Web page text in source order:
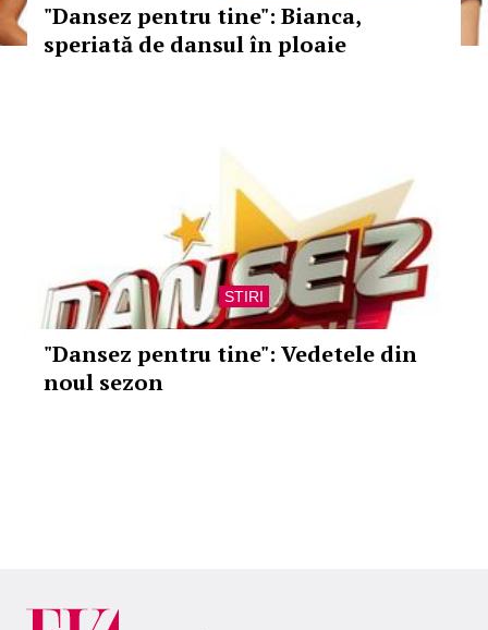
"Dansez pentru tine": Bianca,
speriată de dansul în ploaie
STIRI
"Dansez pentru tine": Vedetele din
noul sezon